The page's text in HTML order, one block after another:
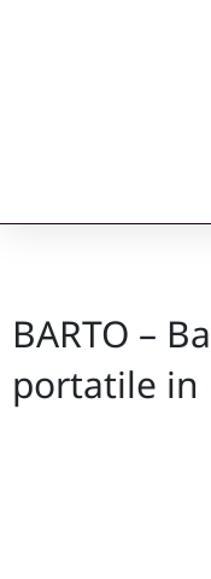
BARTO –
portatile in